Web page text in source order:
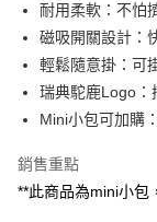
大哥付你分期
相關說明
【大哥付你分期使用
1.本服務由台灣大哥
2.付款方式選擇「大
流程，驗證手機門號
3.實際核准額度、可
4.訂單成立30分鐘內
AFTEE先享後付
相關說明
AFTEE先享後付是「
１．簡單：不需註冊
ATM付款
耐用柔軟：不怕
磁吸開關設計：
輕鬆隨意掛：可
瑞典駝鹿Logo：
Mini小包可加購
銷售重點
**此商品為mini小包